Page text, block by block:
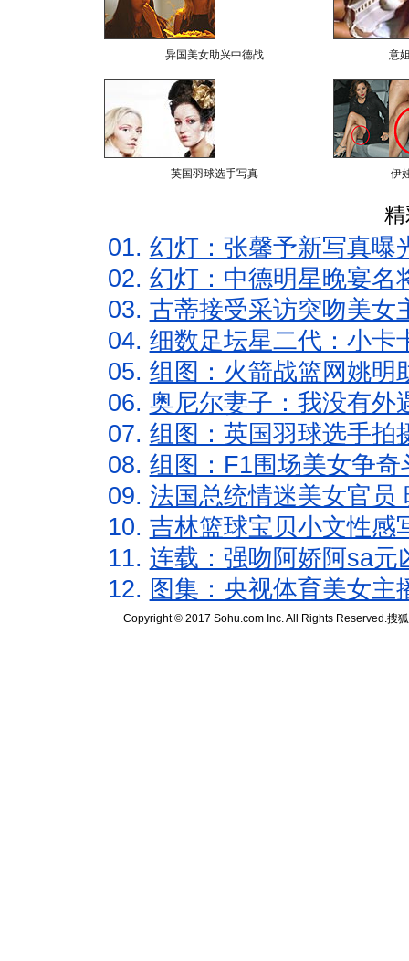
异国美女助兴中德战 意
英国羽球选手写真 伊
01. 幻灯：张馨予新写真曝
02. 幻灯：中德明星晚宴名
03. 古蒂接受采访突吻美女
04. 细数足坛星二代：小卡
05. 组图：火箭战篮网姚明
06. 奥尼尔妻子：我没有外
07. 组图：英国羽球选手拍
08. 组图：F1围场美女争
09. 法国总统情迷美女官员
10. 吉林篮球宝贝小文性感
11. 连载：强吻阿娇阿sa元
12. 图集：央视体育美女主
Copyright © 2017 Sohu.com Inc. All Rights Reserved.搜